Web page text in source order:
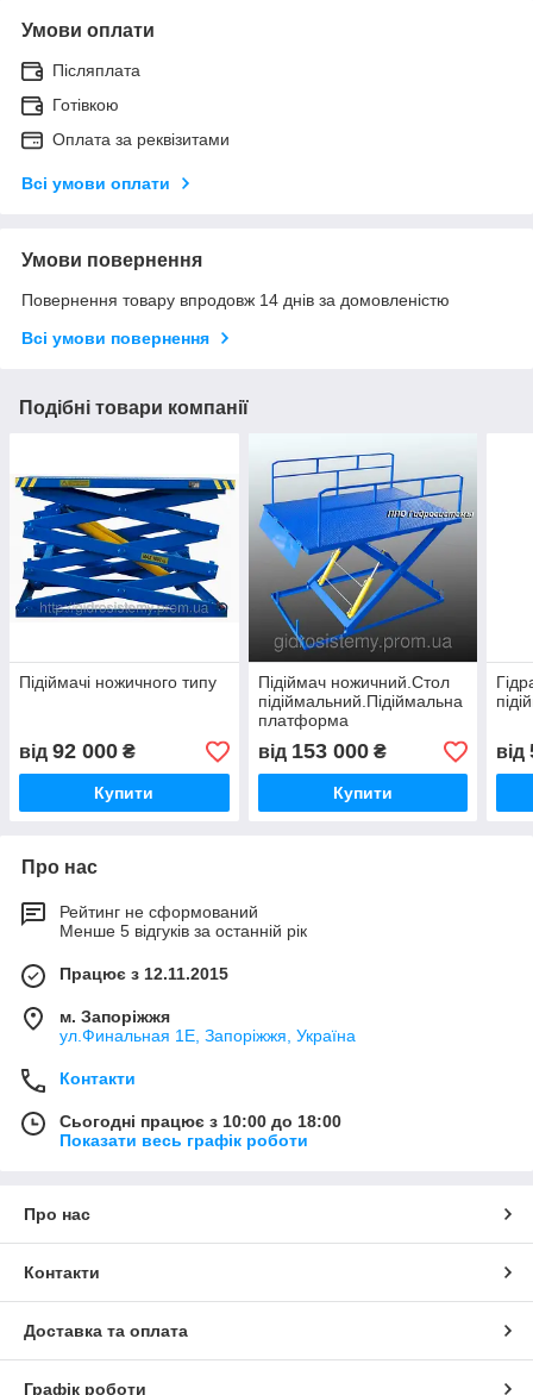
Умови оплати
Післяплата
Готівкою
Оплата за реквізитами
Всі умови оплати
Умови повернення
Повернення товару впродовж 14 днів за домовленістю
Всі умови повернення
Подібні товари компанії
Підіймачі ножичного типу
від 92 000 ₴
Купити
Підіймач ножичний.Стол
підіймальний.Підіймальна
платформа
від 153 000₴
Купити
від
Про нас
Рейтинг не сформований
Менше 5 відгуків за останній рік
Працює з 12.11.2015
м. Запоріжжя
ул.Финальная 1Е, Запоріжжя, Україна
Контакти
Сьогодні працює з 10:00 до 18:00
Показати весь графік роботи
Про нас
Контакти
Доставка та оплата
Графік роботи